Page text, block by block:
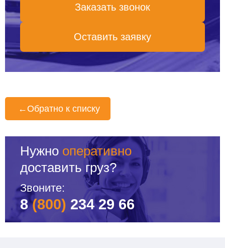
Заказать звонок
Оставить заявку
← Обратно к списку
Нужно оперативно
доставить груз?
Звоните:
8(800) 234 29 66